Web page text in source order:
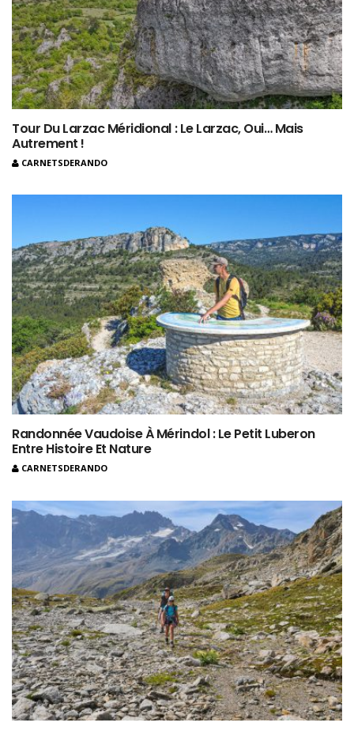
Tour Du Larzac Méridional : Le Larzac, Oui… Mais
Autrement !
CARNETSDERANDO
Randonnée Vaudoise À Mérindol : Le Petit Luberon
Entre Histoire Et Nature
CARNETSDERANDO